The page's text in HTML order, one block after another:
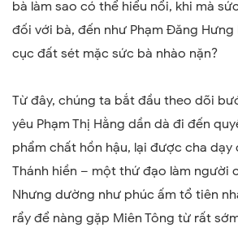
bà làm sao có thể hiểu nổi, khi mà
đối với bà, đến như Phạm Đăng Hưng
cục đất sét mặc sức bà nhào nặn?
Từ đây, chúng ta bắt đầu theo dõi
yêu Phạm Thị Hằng dần dà đi đến
phẩm chất hồn hậu, lại được cha
Thánh hiền – một thứ đạo làm người
Nhưng dường như phúc ấm tổ tiên
rẩy để nàng gặp Miên Tông từ rất